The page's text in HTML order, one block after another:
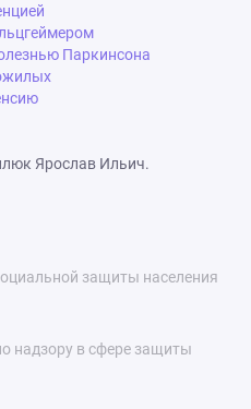
Паркинсона
Ярослав Ильич.
защиты населения
надзору в сфере защиты